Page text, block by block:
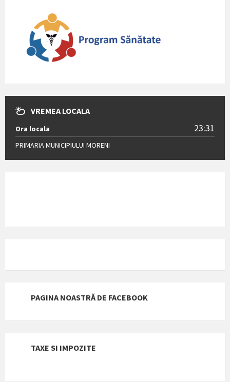
VREMEA LOCALA
Ora locala 23:31
PRIMARIA MUNICIPIULUI MORENI
PAGINA NOASTRĂ DE FACEBOOK
TAXE SI IMPOZITE